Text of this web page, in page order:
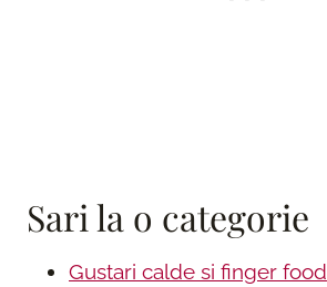
Sari la o categorie
Gustari calde si finger food